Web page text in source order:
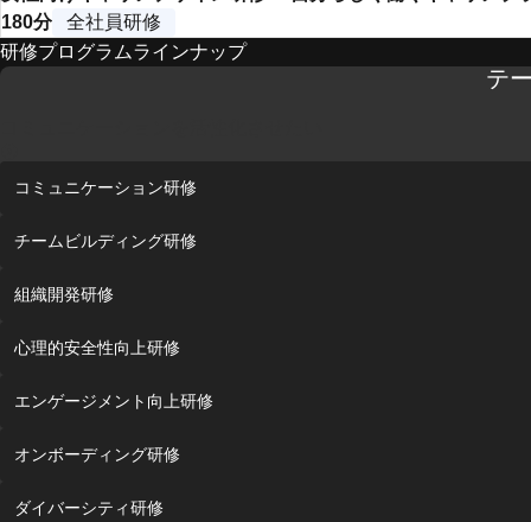
180分
全社員研修
研修プログラムラインナップ
テ
コミュニケーション研修
チームビルディング研修
組織開発研修
心理的安全性向上研修
エンゲージメント向上研修
オンボーディング研修
ダイバーシティ研修